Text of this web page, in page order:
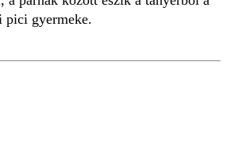
pici gyermeke.